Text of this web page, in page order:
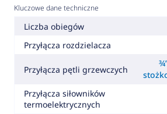
Kluczowe dane techniczne
Liczba obiegów
Przyłącza rozdzielacza
Przyłącza pętli grzewczych
Przyłącza siłowników
termoelektrycznych